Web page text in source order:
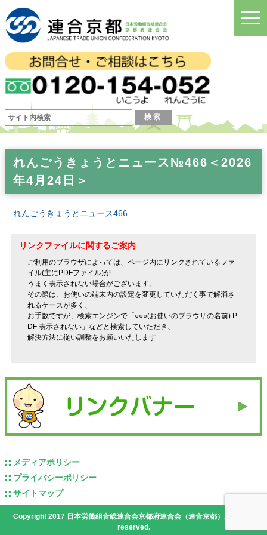
れんごうきょうとニュース№466＜2026
年4月24日＞
れんごうきょうとニュース466
リンクファイルに関するご案内
ご利用のブラウザによっては、ページ内にリンクされているファ
イル(主にPDFファイル)が
うまく表示されない場合がございます。
その際は、お使いの端末内の設定を変更していただく事で解消さ
れるケースが多く、
お手数ですが、検索エンジンで「○○○(お使いのブラウザの名前) P
DF 表示されない」などと検索していただき、
解決方法に従い調整をお願いいたします
メディアポリシー
プライバシーポリシー
サイトマップ
Copyright 2017 日本労働組合総連合会京都府連合会（連合京都）All rights
reserved.